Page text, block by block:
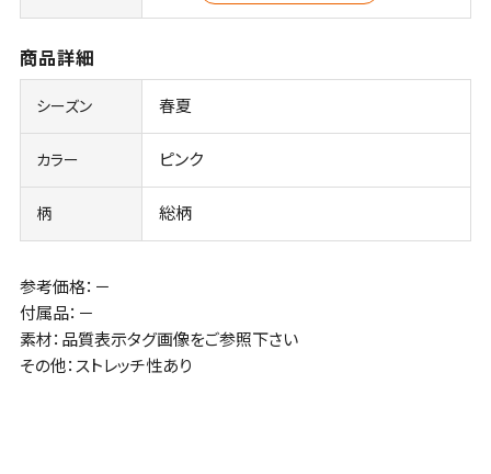
商品詳細
シーズン 春夏
カラー ピンク
柄 総柄
参考価格：－
付属品：－
素材：品質表示タグ画像をご参照下さい
その他：ストレッチ性あり